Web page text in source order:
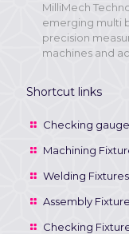
MilliMech
emerging multi
precision
machines and
Shortcut links
Checking
Machining
Welding Fixtures
Assembly
Checking